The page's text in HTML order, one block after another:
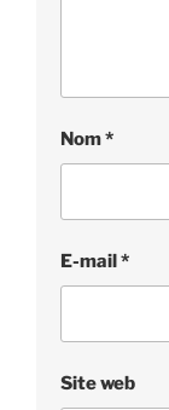
Nom*
E-mail*
Site web